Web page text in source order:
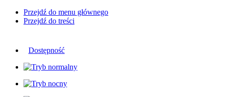
Przejdź do menu głównego
Przejdź do treści
Dostępność